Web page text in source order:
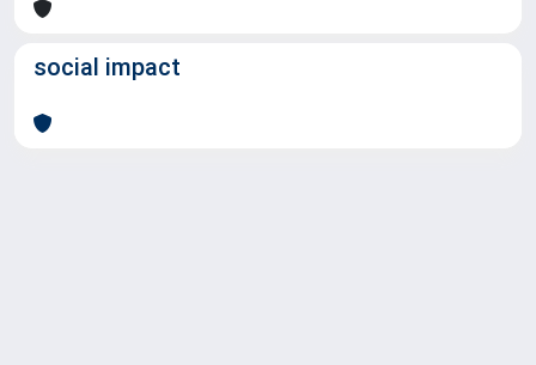
social impact